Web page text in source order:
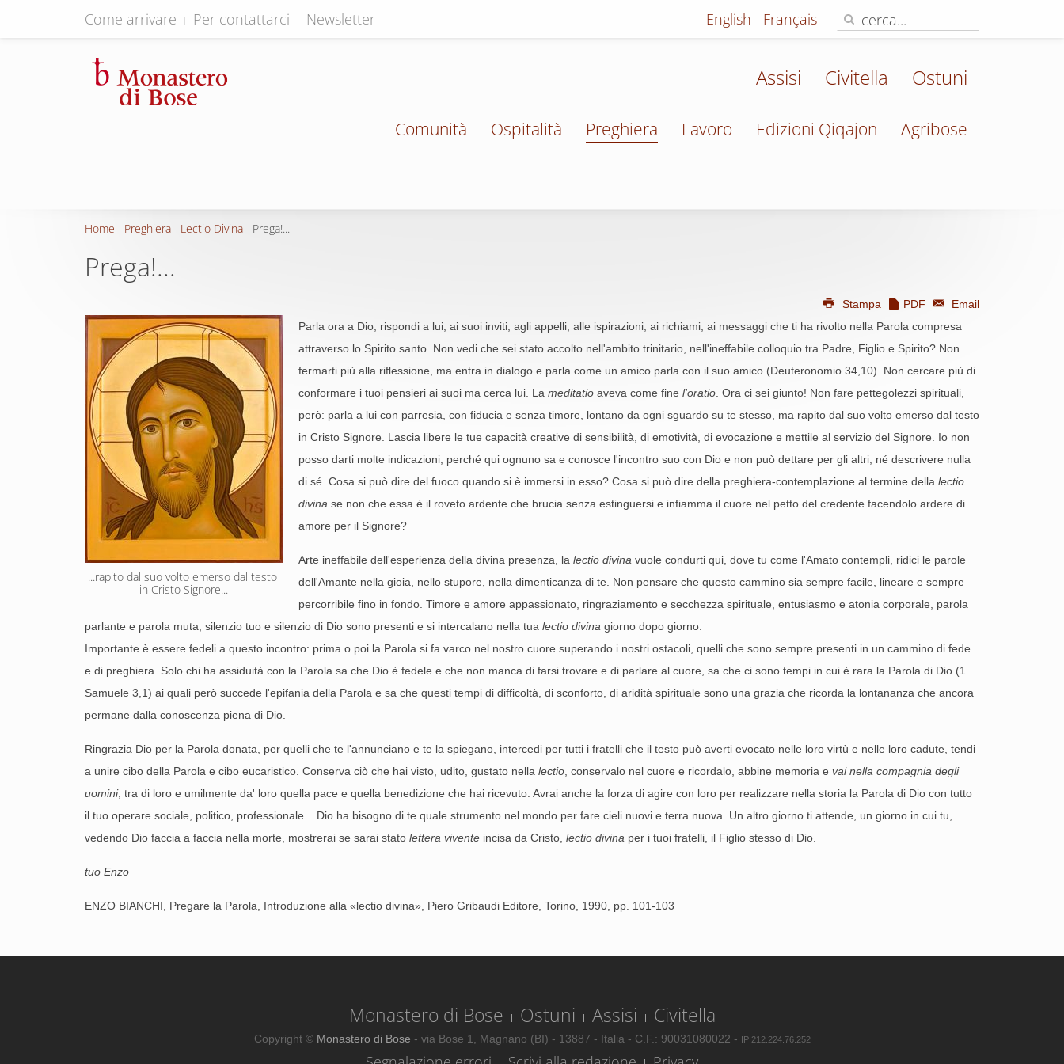
Come arrivare Per contattarci Newsletter English Français
Assisi Civitella Ostuni
Comunità Ospitalità Preghiera Lavoro Edizioni Qiqajon Agribose
Home Preghiera Lectio Divina Prega!...
Prega!...
Stampa PDF Email
...rapito dal suo volto emerso dal testo
in Cristo Signore...
Parla ora a Dio, rispondi a lui, ai suoi inviti, agli appelli, alle ispirazioni, ai richiami, ai messaggi che ti ha rivolto nella Parola compresa
attraverso lo Spirito santo. Non vedi che sei stato accolto nell'ambito trinitario, nell'ineffabile colloquio tra Padre, Figlio e Spirito? Non
fermarti più alla riflessione, ma entra in dialogo e parla come un amico parla con il suo amico (Deuteronomio 34,10). Non cercare più di
conformare i tuoi pensieri ai suoi ma cerca lui. La meditatio aveva come fine l'oratio . Ora ci sei giunto! Non fare pettegolezzi spirituali,
però: parla a lui con parresia, con fiducia e senza timore, lontano da ogni sguardo su te stesso, ma rapito dal suo volto emerso dal testo
in Cristo Signore. Lascia libere le tue capacità creative di sensibilità, di emotività, di evocazione e mettile al servizio del Signore. Io non
posso darti molte indicazioni, perché qui ognuno sa e conosce l'incontro suo con Dio e non può dettare per gli altri, né descrivere nulla
di sé. Cosa si può dire del fuoco quando si è immersi in esso? Cosa si può dire della preghiera-contemplazione al termine della lectio
divina se non che essa è il roveto ardente che brucia senza estinguersi e infiamma il cuore nel petto del credente facendolo ardere di
amore per il Signore?
Arte ineffabile dell'esperienza della divina presenza, la lectio divina vuole condurti qui, dove tu come l'Amato contempli, ridici le parole
dell'Amante nella gioia, nello stupore, nella dimenticanza di te. Non pensare che questo cammino sia sempre facile, lineare e sempre
percorribile fino in fondo. Timore e amore appassionato, ringraziamento e secchezza spirituale, entusiasmo e atonia corporale, parola
parlante e parola muta, silenzio tuo e silenzio di Dio sono presenti e si intercalano nella tua lectio divina giorno dopo giorno.
Importante è essere fedeli a questo incontro: prima o poi la Parola si fa varco nel nostro cuore superando i nostri ostacoli, quelli che sono sempre presenti in un cammino di fede
e di preghiera. Solo chi ha assiduità con la Parola sa che Dio è fedele e che non manca di farsi trovare e di parlare al cuore, sa che ci sono tempi in cui è rara la Parola di Dio (1
Samuele 3,1) ai quali però succede l'epifania della Parola e sa che questi tempi di difficoltà, di sconforto, di aridità spirituale sono una grazia che ricorda la lontananza che ancora
permane dalla conoscenza piena di Dio.
Ringrazia Dio per la Parola donata, per quelli che te l'annunciano e te la spiegano, intercedi per tutti i fratelli che il testo può averti evocato nelle loro virtù e nelle loro cadute, tendi
a unire cibo della Parola e cibo eucaristico. Conserva ciò che hai visto, udito, gustato nella lectio , conservalo nel cuore e ricordalo, abbine memoria e vai nella compagnia degli
uomini, tra di loro e umilmente da' loro quella pace e quella benedizione che hai ricevuto. Avrai anche la forza di agire con loro per realizzare nella storia la Parola di Dio con tutto
il tuo operare sociale, politico, professionale... Dio ha bisogno di te quale strumento nel mondo per fare cieli nuovi e terra nuova. Un altro giorno ti attende, un giorno in cui tu,
vedendo Dio faccia a faccia nella morte, mostrerai se sarai stato lettera vivente incisa da Cristo, lectio divina per i tuoi fratelli, il Figlio stesso di Dio.
tuo Enzo
ENZO BIANCHI, Pregare la Parola, Introduzione alla «lectio divina», Piero Gribaudi Editore, Torino, 1990, pp. 101-103
Monastero di Bose Ostuni Assisi Civitella
Copyright © Monastero di Bose - via Bose 1, Magnano (BI) - 13887 - Italia - C.F.: 90031080022 - IP 212.224.76.252